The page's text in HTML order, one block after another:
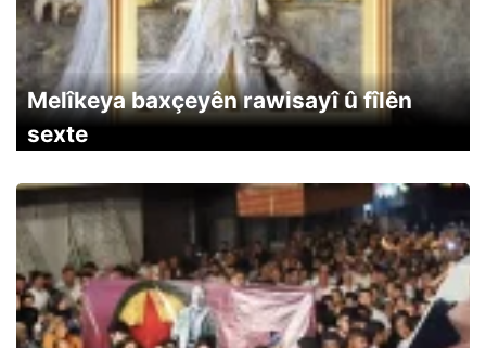
Melîkeya baxçeyên rawisayî û fîlên
sexte